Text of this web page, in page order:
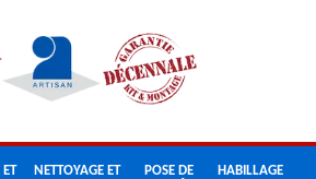
ET
NETTOYAGE ET
POSE DE
HABILLAGE